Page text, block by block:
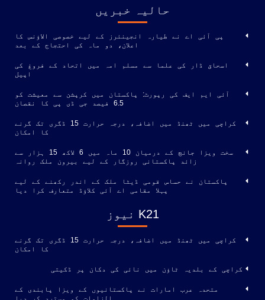
حالیہ خبریں
پی آئی اے نے طیارہ انجینئرز کے لیے خصوصی الاؤنس کا
اعلان، دو ماہ کی احتجاج کے بعد
اسحاق ڈار کی علما سے مسلم امہ میں اتحاد کے فروغ کی
اپیل
آئی ایم ایف کی رپورٹ: پاکستان میں کرپشن سے معیشت کو
6.5 فیصد جی ڈی پی کا نقصان
کراچی میں ٹھنڈ میں اضافہ، درجہ حرارت 15 ڈگری تک گرنے
کا امکان
سخت ویزا جانچ کے درمیان 10 ماہ میں 6 لاکھ 15 ہزار سے
زائد پاکستانی روزگار کے لیے بیرون ملک روانہ
پاکستان نے حساس قومی ڈیٹا ملک کے اندر رکھنے کے لیے
پہلا مقامی اے آئی کلاؤڈ متعارف کرا دیا
K21 نیوز
کراچی میں ٹھنڈ میں اضافہ، درجہ حرارت 15 ڈگری تک گرنے
کا امکان
کراچی کے بلدیہ ٹاؤن میں نائی کی دکان پر ڈکیتی
متحدہ عرب امارات نے پاکستانیوں کے ویزا پابندی کے